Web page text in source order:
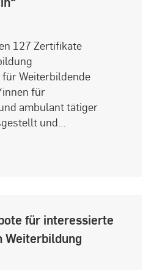
127 Zertifikate
Weiterbildende
für
ambulant tätiger
und…
für interessierte
Weiterbildung